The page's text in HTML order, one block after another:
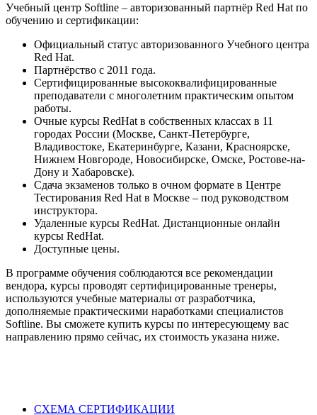
Учебный центр Softline – авторизованный партнёр Red Hat по
обучению и сертификации:
Официальный статус авторизованного Учебного центра
Red Hat.
Партнёрство с 2011 года.
Сертифицированные высококвалифицированные
преподаватели с многолетним практическим опытом
работы.
Очные курсы RedHat в собственных классах в 11
городах России (Москве, Санкт-Петербурге,
Владивостоке, Екатеринбурге, Казани, Красноярске,
Нижнем Новгороде, Новосибирске, Омске, Ростове-на-
Дону и Хабаровске).
Сдача экзаменов только в очном формате в Центре
Тестирования Red Hat в Москве – под руководством
инструктора.
Удаленные курсы RedHat. Дистанционные онлайн
курсы RedHat.
Доступные цены.
В программе обучения соблюдаются все рекомендации
вендора, курсы проводят сертифицированные тренеры,
используются учебные материалы от разработчика,
дополняемые практическими наработками специалистов
Softline. Вы сможете купить курсы по интересующему вас
направлению прямо сейчас, их стоимость указана ниже.
СХЕМА СЕРТИФИКАЦИИ